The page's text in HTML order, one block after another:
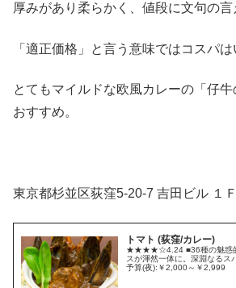
厚みがあり柔らかく、値段に文句の言
「適正価格」と言う意味ではコスパは
とてもマイルドな欧風カレーの「仔
おすすめ。
東京都杉並区荻窪5-20-7 吉田ビル １Ｆ
トマト (荻窪/カレー)
★★★★☆4.24 ■36種の魅惑的
スが渾然一体に。深淵なるス
予算(夜):￥2,000～￥2,999